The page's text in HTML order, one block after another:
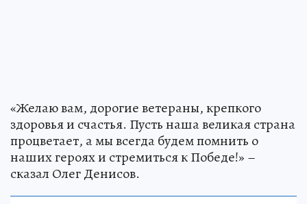
«Желаю вам, дорогие ветераны, крепкого
здоровья и счастья. Пусть наша великая страна
процветает, а мы всегда будем помнить о
наших героях и стремиться к Победе!» –
сказал Олег Денисов.